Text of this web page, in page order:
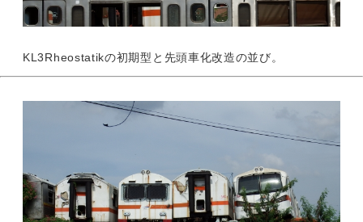
KL3Rheostatikの初期型と先頭車化改造の並び。